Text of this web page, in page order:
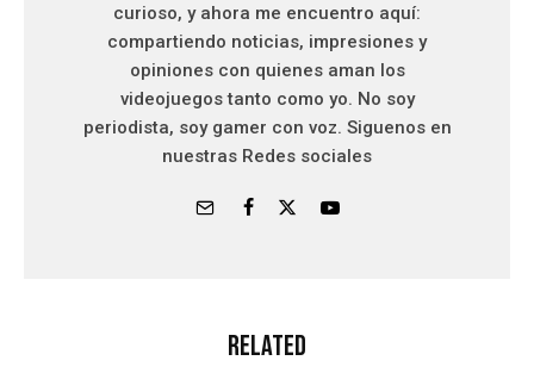
curioso, y ahora me encuentro aquí:
compartiendo noticias, impresiones y
opiniones con quienes aman los
videojuegos tanto como yo. No soy
periodista, soy gamer con voz. Siguenos en
nuestras Redes sociales
Related